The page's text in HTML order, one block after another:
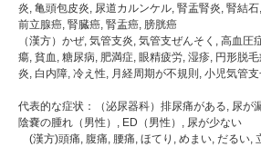
炎, 亀頭包皮炎, 尿道カルンケル, 腎盂腎炎, 腎結
前立腺癌, 腎臓癌, 腎盂癌, 膀胱癌
（漢方）かぜ, 気管支炎, 気管支ぜんそく, 高血圧
瘍, 貧血, 糖尿病, 肥満症, 眼精疲労, 湿疹, 円形脱
炎, 白内障, 冷え性, 月経周期が不規則, 小児気管支
代表的な症状：（泌尿器科）排尿痛がある, 尿が
陰嚢の腫れ（男性）, ED（男性）, 尿が少ない
(漢方)頭痛, 腹痛, 腰痛, ほてり, めまい, だるい,